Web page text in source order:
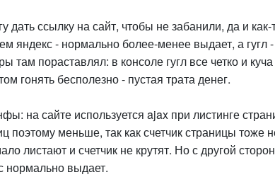
дать ссылку на сайт, чтобы не забанили, да и как-
яндекс - нормально более-менее выдает, а гугл -
там пораставлял: в консоле гугл все четко и
гонять бесполезно - пустая трата денег.
на сайте используется ajax при листинге
поэтому меньше, так как счетчик страницы тоже
листают и счетчик не крутят. Но с другой
нормально выдает.